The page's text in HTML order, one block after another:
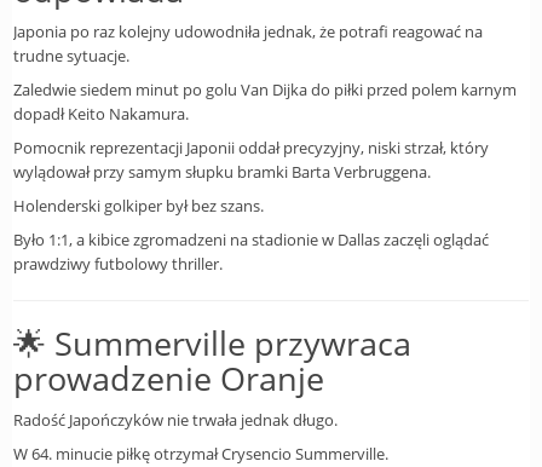
Japonia po raz kolejny udowodniła jednak, że potrafi reagować na
trudne sytuacje.
Zaledwie siedem minut po golu Van Dijka do piłki przed polem karnym
dopadł Keito Nakamura.
Pomocnik reprezentacji Japonii oddał precyzyjny, niski strzał, który
wylądował przy samym słupku bramki Barta Verbruggena.
Holenderski golkiper był bez szans.
Było 1:1, a kibice zgromadzeni na stadionie w Dallas zaczęli oglądać
prawdziwy futbolowy thriller.
🌟 Summerville przywraca
prowadzenie Oranje
Radość Japończyków nie trwała jednak długo.
W 64. minucie piłkę otrzymał Crysencio Summerville.